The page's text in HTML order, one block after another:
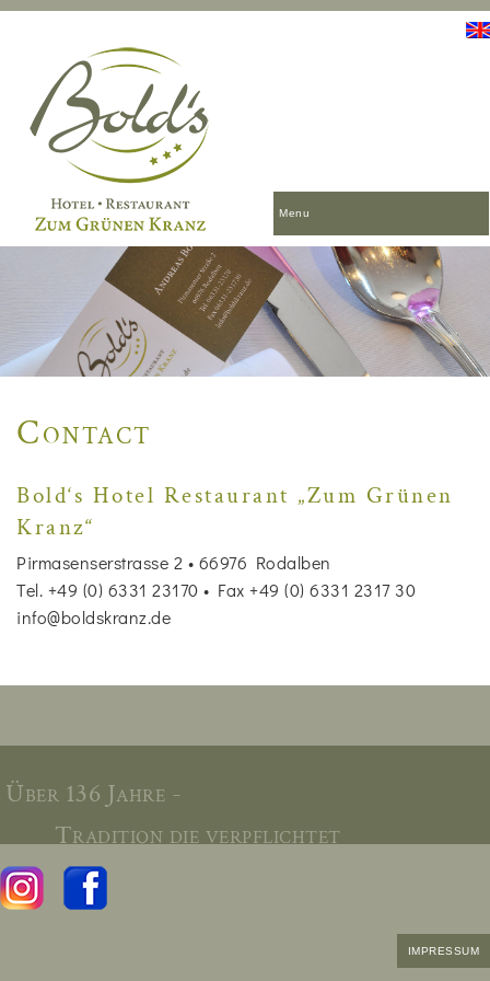
Menu
Contact
Bold‘s Hotel Restaurant „Zum Grünen
Kranz“
Pirmasenserstrasse 2 • 66976 Rodalben
Tel. +49 (0) 6331 23170 • Fax +49 (0) 6331 2317 30
info@boldskranz.de
Über 136 Jahre -
Tradition die verpflichtet
IMPRESSUM